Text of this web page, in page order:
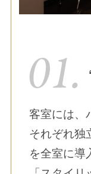
客室には、
それぞれ独
を全室に導